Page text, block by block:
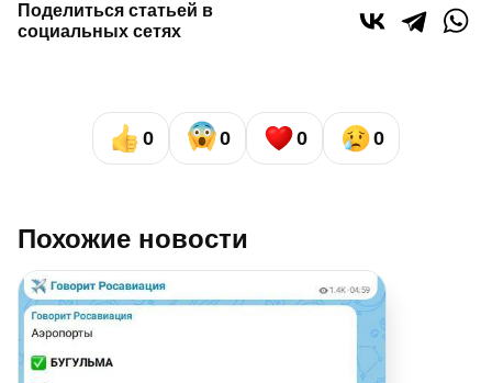
Поделиться статьей в
социальных сетях
0 0 0 0
Похожие новости